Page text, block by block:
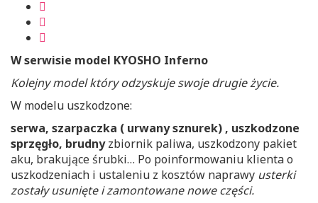
W serwisie model KYOSHO Inferno
Kolejny model który odzyskuje swoje drugie życie.
W modelu uszkodzone:
serwa, szarpaczka ( urwany sznurek) , uszkodzone
sprzęgło, brudnyzbiornik paliwa, uszkodzony pakiet
aku, brakujące śrubki… Po poinformowaniu klienta o
uszkodzeniach i ustaleniu z kosztów naprawy usterki
zostały usunięte i zamontowane nowe części.